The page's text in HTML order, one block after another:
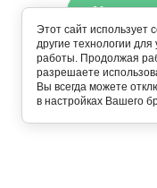
Мегагрупп.ру
Этот сайт использует
Яндекс.Метрика.
использование нами
аналитики
Подпишитесь
push-
Этот сайт использует
другие технологии
работы. Продолжая
разрешаете
Вы всегда можете
в настройках Вашего